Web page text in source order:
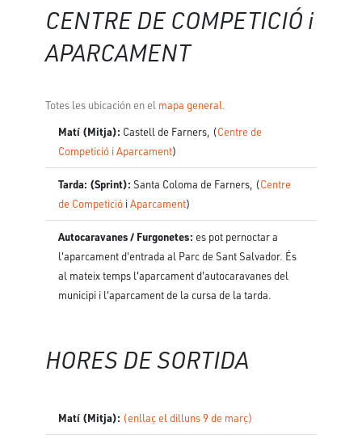
CENTRE DE COMPETICIÓ i
APARCAMENT
Totes les ubicación en el mapa general.
Matí (Mitja): Castell de Farners, (Centre de
Competició i Aparcament)
Tarda: (Sprint): Santa Coloma de Farners, (Centre
de Competició iAparcament)
Autocaravanes / Furgonetes: es pot pernoctar a
l'aparcament d'entrada al Parc de Sant Salvador. És
al mateix temps l'aparcament d'autocaravanes del
municipi i l'aparcament de la cursa de la tarda.
HORES DE SORTIDA
Matí (Mitja): (enllaç el dilluns 9 de març)